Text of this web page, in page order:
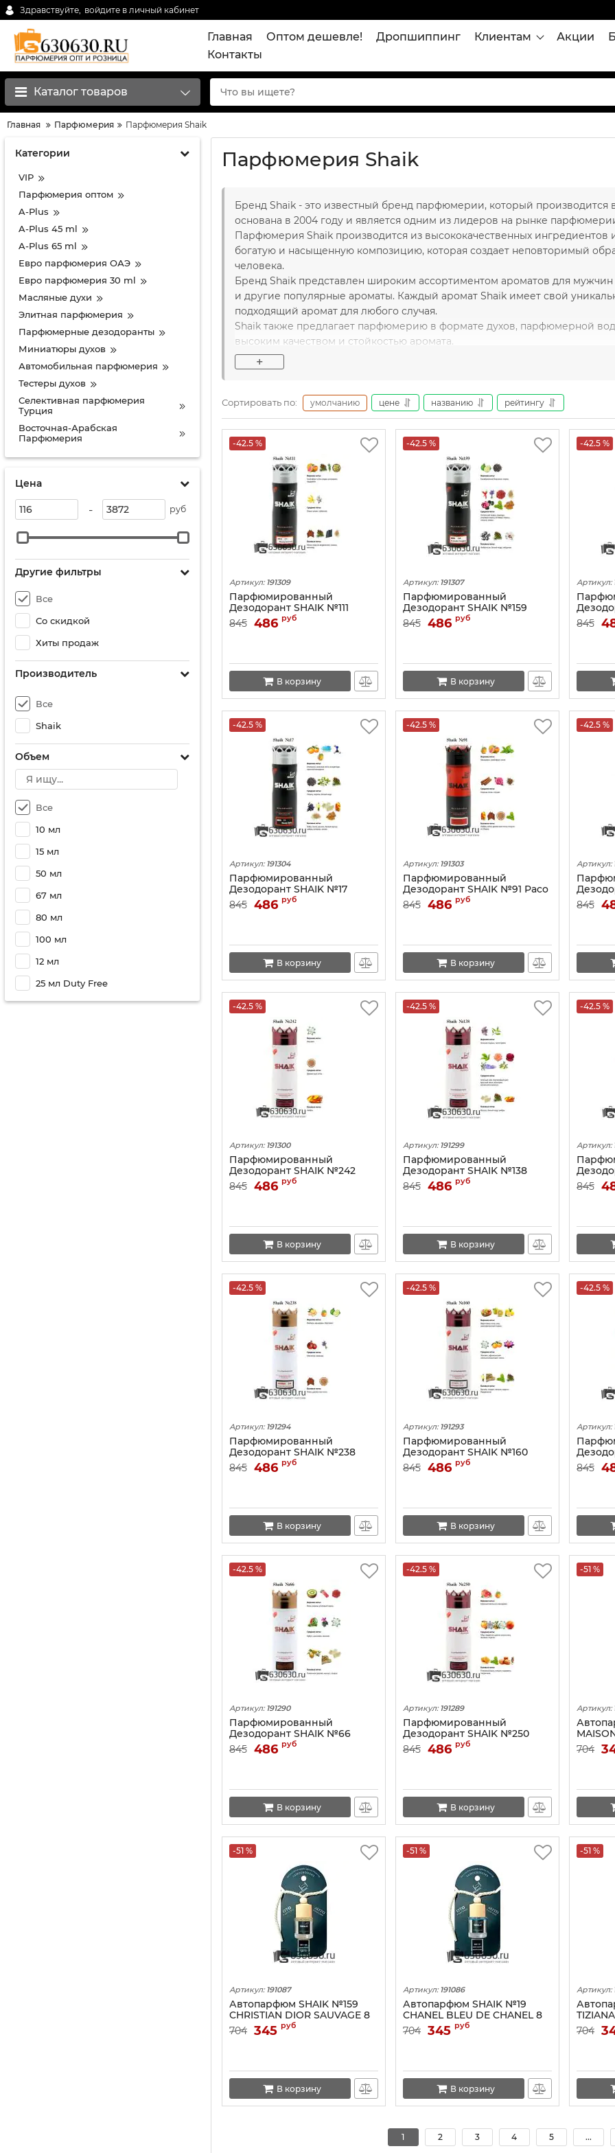
Здравствуйте, войдите в личный кабинет
Главная Оптом дешевле! Дропшиппинг Клиентам Акции
Контакты
Каталог товаров
Главная Парфюмерия Парфюмерия Shaik
Категории
VIP
Парфюмерия оптом
A-Plus
A-Plus 45 ml
A-Plus 65 ml
Евро парфюмерия ОАЭ
Евро парфюмерия 30 ml
Масляные духи
Элитная парфюмерия
Парфюмерные дезодоранты
Миниатюры духов
Автомобильная парфюмерия
Тестеры духов
Селективная парфюмерия
Турция
Восточная-Арабская
Парфюмерия
Парфюмированный антисептик
Парфюмерия Shaik
Парфюмерия Milena
Парфюмерия Lorinna
Распив парфюмерии
Евро парфюм + пробник 5 мл
Парфюмерия ADEL
Парфюмерия Sheikh
Цена
- руб
Другие фильтры
Все
Со скидкой
Хиты продаж
Производитель
Все
Shaik
Объем
Все
10 мл
15 мл
50 мл
67 мл
80 мл
100 мл
12 мл
25 мл Duty Free
Парфюмерия Shaik
Бренд Shaik - это известный бренд парфюмерии, который
основана в 2004 году и является одним из лидеров на рынке
Парфюмерия Shaik производится из высококачественных
богатую и насыщенную композицию, которая создает неповторимый
человека.
Бренд Shaik представлен широким ассортиментом ароматов для
и другие популярные ароматы. Каждый аромат Shaik имеет свой
подходящий аромат для любого случая.
Shaik также предлагает парфюмерию в формате духов, парфюмерной
высоким качеством и стойкостью аромата.
В целом, парфюмерия Shaik является отличным выбором для тех, кто
+
Сортировать по: умолчанию цене названию рейтингу
-42.5 %
Артикул: 191309
Парфюмированный
Дезодорант SHAIK №111
Lacoste Eau De Lacoste L.12.12
Blanc 200 ML
845 486 руб
В корзину
-42.5 %
Артикул: 191307
Парфюмированный
Дезодорант SHAIK №159
Christian Dior Sauvage 200
ML
845 486 руб
В корзину
-42.5 %
Артикул:
845
-42.5 %
Артикул: 191304
Парфюмированный
Дезодорант SHAIK №17
Chanel Allure Homme Sport
200 ML
845 486 руб
В корзину
-42.5 %
Артикул: 191303
Парфюмированный
Дезодорант SHAIK №91 Paco
Rabanne 1 Million 200 ML
845 486 руб
В корзину
-42.5 %
Артикул:
Chanel
ML
845
-42.5 %
Артикул: 191300
Парфюмированный
Дезодорант SHAIK №242
Thierry Mugler Alien 200 ML
845 486 руб
В корзину
-42.5 %
Артикул: 191299
Парфюмированный
Дезодорант SHAIK №138
Lanvin Eclat D'Arpege 200 ML
845 486 руб
В корзину
-42.5 %
Артикул:
845
-42.5 %
Артикул: 191294
Парфюмированный
Дезодорант SHAIK №238
Hugo Boss The Scent 200 ML
845 486 руб
В корзину
-42.5 %
Артикул: 191293
Парфюмированный
Дезодорант SHAIK №160
Trussardi Donna 200 ML
845 486 руб
В корзину
-42.5 %
Артикул:
200 ML
845
-42.5 %
Артикул: 191290
Парфюмированный
Дезодорант SHAIK №66
Dolce & Gabbana 3
L'lmperatrice 200 ML
845 486 руб
В корзину
-42.5 %
Артикул: 191289
Парфюмированный
Дезодорант SHAIK №250
Jean Paul Gaultier Scandal
200 ML
845 486 руб
В корзину
-51 %
Артикул:
704
-51 %
Артикул: 191087
Автопарфюм SHAIK №159
CHRISTIAN DIOR SAUVAGE 8
ML
704 345 руб
В корзину
-51 %
Артикул: 191086
Автопарфюм SHAIK №19
CHANEL BLEU DE CHANEL 8
ML
704 345 руб
В корзину
-51 %
Артикул:
704
1 2 3 4 5 ...